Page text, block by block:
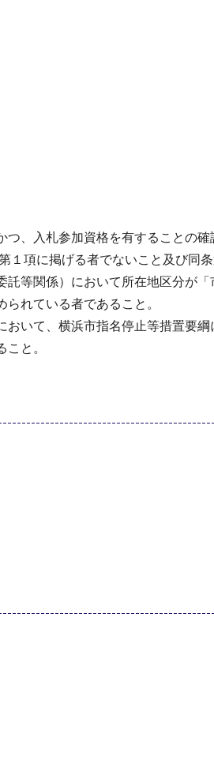
、入札参加資格を有することの確
１項に掲げる者でないこと及び同
託等関係）において所在地区分が
れている者であること。
いて、横浜市指名停止等措置要
と。